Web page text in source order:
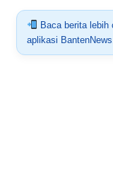
Baca berita lebih
aplikasi